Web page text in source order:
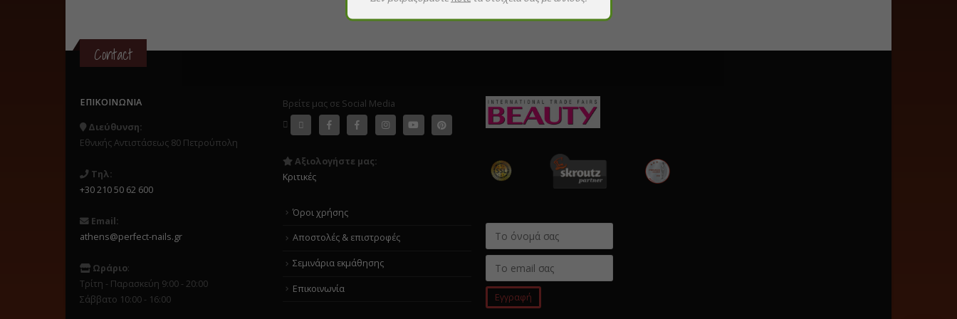
Contact
ΕΠΙΚΟΙΝΩΝΊΑ
Διεύθυνση:
Εθνικής Αντιστάσεως 80 Πετρούπολη
Τηλ:
+30 210 50 62 600
Email:
athens@perfect-nails.gr
Ωράριο:
Τρίτη - Παρασκεύη 9:00 - 20:00
Σάββατο 10:00 - 16:00
Βρείτε μας σε Social Media
Αξιολογήστε μας:
Κριτικές
Όροι χρήσης
Αποστολές & επιστροφές
Σεμινάρια εκμάθησης
Επικοινωνία